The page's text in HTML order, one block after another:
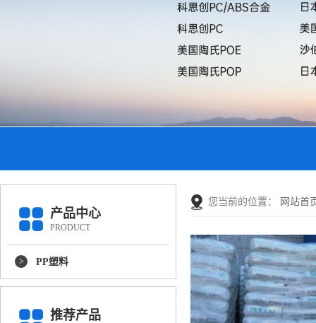
产品中心
PRODUCT
PP塑料
推荐产品
您当前的位置： 网站首